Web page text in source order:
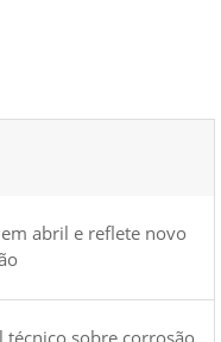
abril e reflete novo
sobre corrosão